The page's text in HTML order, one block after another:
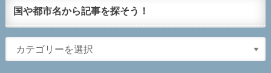
国や都市名から記事を探そう！